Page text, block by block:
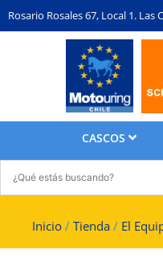
Rosario Rosales 67, Local 1. Las
CASCOS
Inicio / Tienda / El